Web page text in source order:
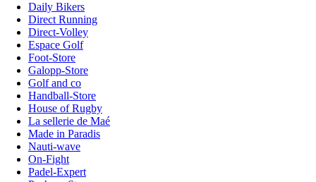
Daily Bikers
Direct Running
Direct-Volley
Espace Golf
Foot-Store
Galopp-Store
Golf and co
Handball-Store
House of Rugby
La sellerie de Maé
Made in Paradis
Nauti-wave
On-Fight
Padel-Expert